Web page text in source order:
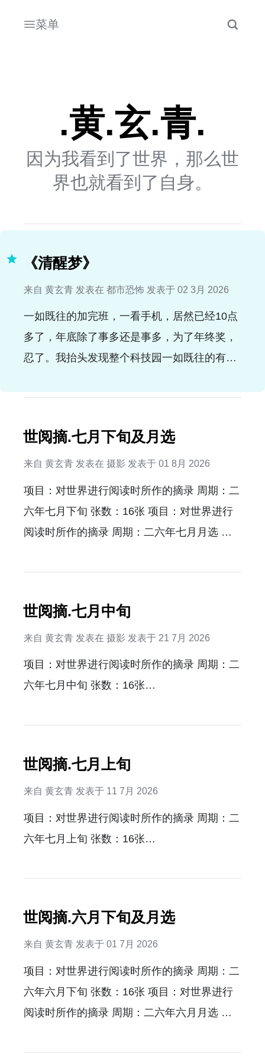
菜单
.黄.玄.青.
因为我看到了世界，那么世
界也就看到了自身。
《清醒梦》
来自 黄玄青 发表在 都市恐怖 发表于 02 3月 2026
一如既往的加完班，一看手机，居然已经10点
多了，年底除了事多还是事多，为了年终奖，
忍了。我抬头发现整个科技园一如既往的有大
中，我把手缩进羽绒外套的侧兜里，意识到晚
的该死，这个点，我上哪找吃的？ 我忍着饥
饿，一如既往的向地铁口走去，不经意就看到
侧旁的麦门居然还开着，顿时m属性大爆发，
内心狂喜。 隔着玻璃看，里边的人已经不多
了，我快速拉开门，一股暖风扑面而来，混合
码点餐，快速下单一份四件套，再加两个鸡腿
明亮的角落，那是个硬塑料制的深色四人桌，
上边还摆着吃剩的食物，也没服务员来收拾。
位，非得坐我对面么？ 我还没来得及细看，那
人就立刻用一种很奇怪的，含混不清的声音高
兴的说道：“哟，…
世阅摘.七月下旬及月选
来自 黄玄青 发表在 摄影 发表于 01 8月 2026
项目：对世界进行阅读时所作的摘录 周期：二
六年七月下旬 张数：16张 项目：对世界进行
阅读时所作的摘录 周期：二六年七月月选 张
世阅摘.七月中旬
来自 黄玄青 发表在 摄影 发表于 21 7月 2026
项目：对世界进行阅读时所作的摘录 周期：二
六年七月中旬 张数：16张…
世阅摘.七月上旬
来自 黄玄青 发表于 11 7月 2026
项目：对世界进行阅读时所作的摘录 周期：二
六年七月上旬 张数：16张…
世阅摘.六月下旬及月选
来自 黄玄青 发表于 01 7月 2026
项目：对世界进行阅读时所作的摘录 周期：二
六年六月下旬 张数：16张 项目：对世界进行
阅读时所作的摘录 周期：二六年六月月选 张